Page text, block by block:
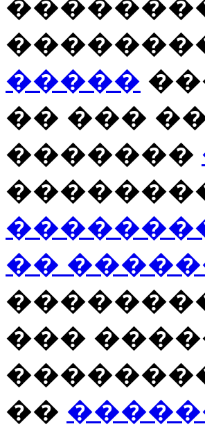
�����
�� ���
�������
��
���
��